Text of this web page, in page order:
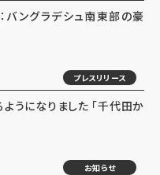
バングラデシュ南東部の豪
プレスリリース
うになりました 「千代田か
お知らせ